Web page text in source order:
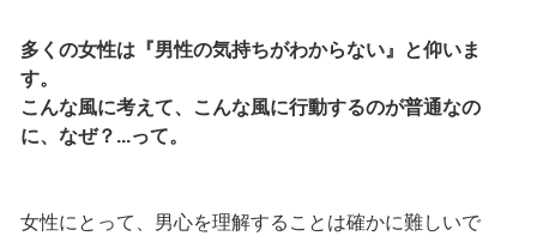
多くの女性は『男性の気持ちがわからない』と仰いま
す。
こんな風に考えて、こんな風に行動するのが普通なの
に、なぜ？...って。
女性にとって、男心を理解することは確かに難しいで